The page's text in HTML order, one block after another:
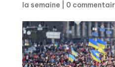
la semaine
0